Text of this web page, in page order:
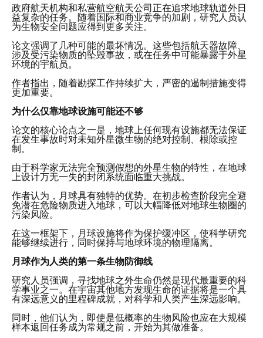
政府航天机构和私营航空航天公司正在追求地球轨道外日
益复杂的任务。随着国际和商业竞争的加剧，研究人员认
为生物安全问题应得到更多关注。
论文强调了几种可能的最坏情况。这些包括航天器故障、
涉及受污染物质的坠毁事故，或在任务中可能暴露于外星
环境的宇航员。
作者指出，随着勘探工作持续扩大，严密的遏制措施变得
更加重要。
为什么仅靠地球设施可能还不够
论文的核心论点之一是，地球上任何现有设施都无法保证
在发生事故时对未知外星微生物的绝对控制、根除或控
制。
由于科学家无法完全预测假想的外星生物的特性，在地球
上设计万无一失的封闭系统面临重大挑战。
作者认为，月球具有独特的优势。在初步检查阶段完全避
免潜在危险物质进入地球，可以大幅降低对地球生物圈的
污染风险。
在这一框架下，月球设施将作为保护缓冲区，使科学研究
能够继续进行，同时保持与地球环境的物理隔离。
月球作为人类的第一条生物防御线
研究人员强调，寻找地球之外生命仍然是现代最重要的科
学事业之一。在宇宙其他地方发现生命的证据将是一个具
有深远意义的里程碑成就，对科学和人类产生深远影响。
同时，他们认为，即使是低概率的生物风险也应在大规模
样本返回任务成为常规之前，开始为其做准备。